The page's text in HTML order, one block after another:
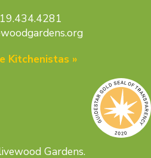
Kitchenistas »
Gardens.